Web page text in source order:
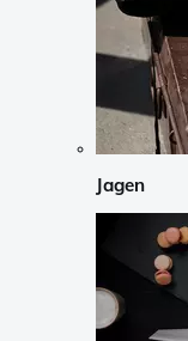
Jagen